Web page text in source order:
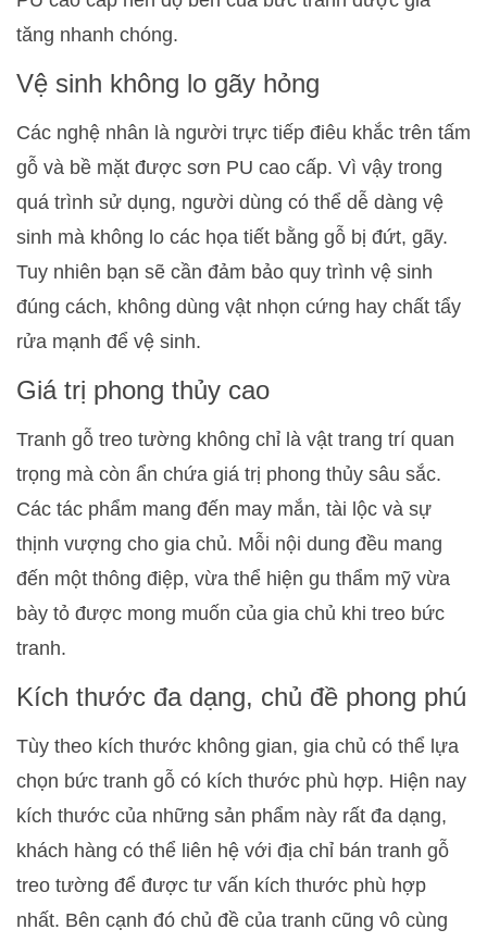
tăng nhanh chóng.
Vệ sinh không lo gãy hỏng
Các nghệ nhân là người trực tiếp điêu khắc trên tấm
gỗ và bề mặt được sơn PU cao cấp. Vì vậy trong
quá trình sử dụng, người dùng có thể dễ dàng vệ
sinh mà không lo các họa tiết bằng gỗ bị đứt, gãy.
Tuy nhiên bạn sẽ cần đảm bảo quy trình vệ sinh
đúng cách, không dùng vật nhọn cứng hay chất tẩy
rửa mạnh để vệ sinh.
Giá trị phong thủy cao
Tranh gỗ treo tường không chỉ là vật trang trí quan
trọng mà còn ẩn chứa giá trị phong thủy sâu sắc.
Các tác phẩm mang đến may mắn, tài lộc và sự
thịnh vượng cho gia chủ. Mỗi nội dung đều mang
đến một thông điệp, vừa thể hiện gu thẩm mỹ vừa
bày tỏ được mong muốn của gia chủ khi treo bức
tranh.
Kích thước đa dạng, chủ đề phong phú
Tùy theo kích thước không gian, gia chủ có thể lựa
chọn bức tranh gỗ có kích thước phù hợp. Hiện nay
kích thước của những sản phẩm này rất đa dạng,
khách hàng có thể liên hệ với địa chỉ bán tranh gỗ
treo tường để được tư vấn kích thước phù hợp
nhất. Bên cạnh đó chủ đề của tranh cũng vô cùng